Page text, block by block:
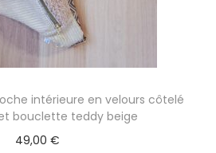
intérieure en velours côtelé
bouclette teddy beige
49,00 €